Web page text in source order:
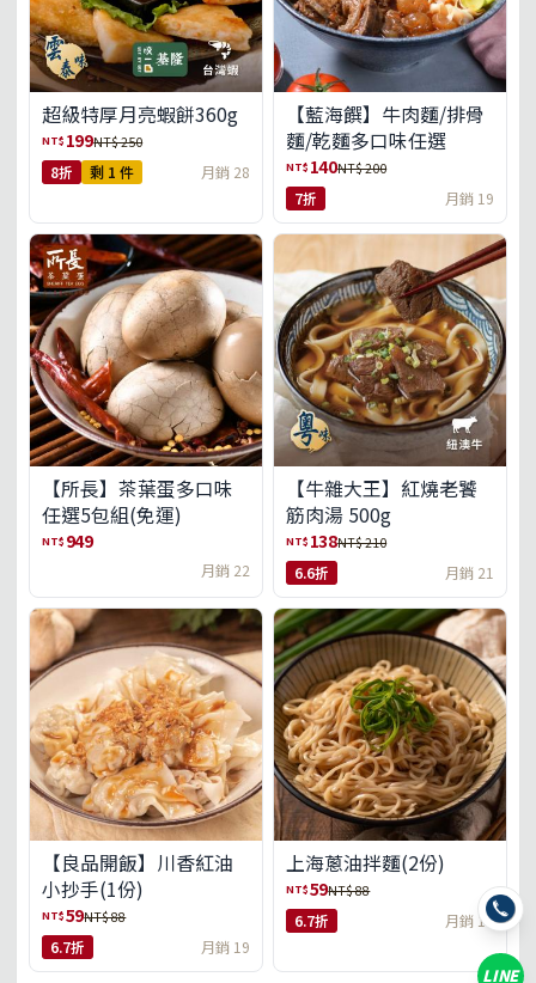
超級特厚月亮蝦餅360g
NT$ 199NT$ 250
8折 剩 1 件 月銷 28
【藍海饌】牛肉麵/排骨
麵/乾麵多口味任選
NT$ 140NT$ 200
7折 月銷 19
【所長】茶葉蛋多口味
任選5包組(免運)
NT$ 949
月銷 22
【牛雜大王】紅燒老饕
筋肉湯 500g
NT$ 138NT$ 210
6.6折 月銷 21
【良品開飯】川香紅油
小抄手(1份)
NT$59NT$ 88
6.7折 月銷 19
上海蔥油拌麵(2份)
NT$59NT$ 88
6.7折 月銷 18
LINE